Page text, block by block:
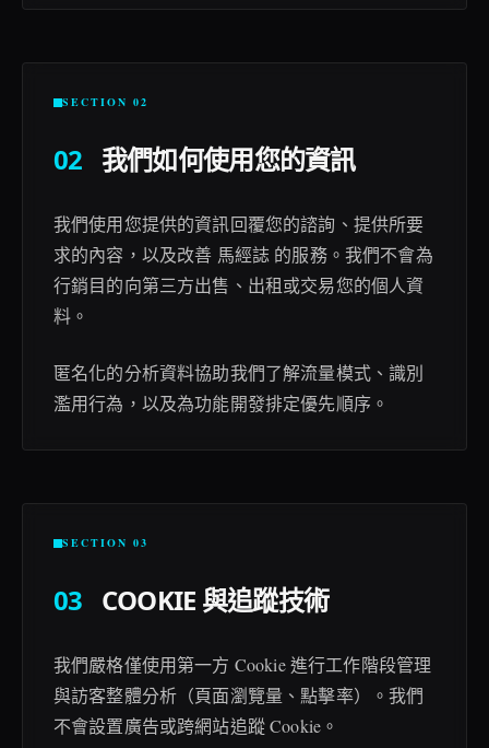
SECTION 02
02 我們如何使用您的資訊
我們使用您提供的資訊回覆您的諮詢、提供所要
求的內容，以及改善 馬經誌 的服務。我們不會為
行銷目的向第三方出售、出租或交易您的個人資
料。
匿名化的分析資料協助我們了解流量模式、識別
濫用行為，以及為功能開發排定優先順序。
SECTION 03
03 COOKIE 與追蹤技術
我們嚴格僅使用第一方 Cookie 進行工作階段管理
與訪客整體分析（頁面瀏覽量、點擊率）。我們
不會設置廣告或跨網站追蹤 Cookie。